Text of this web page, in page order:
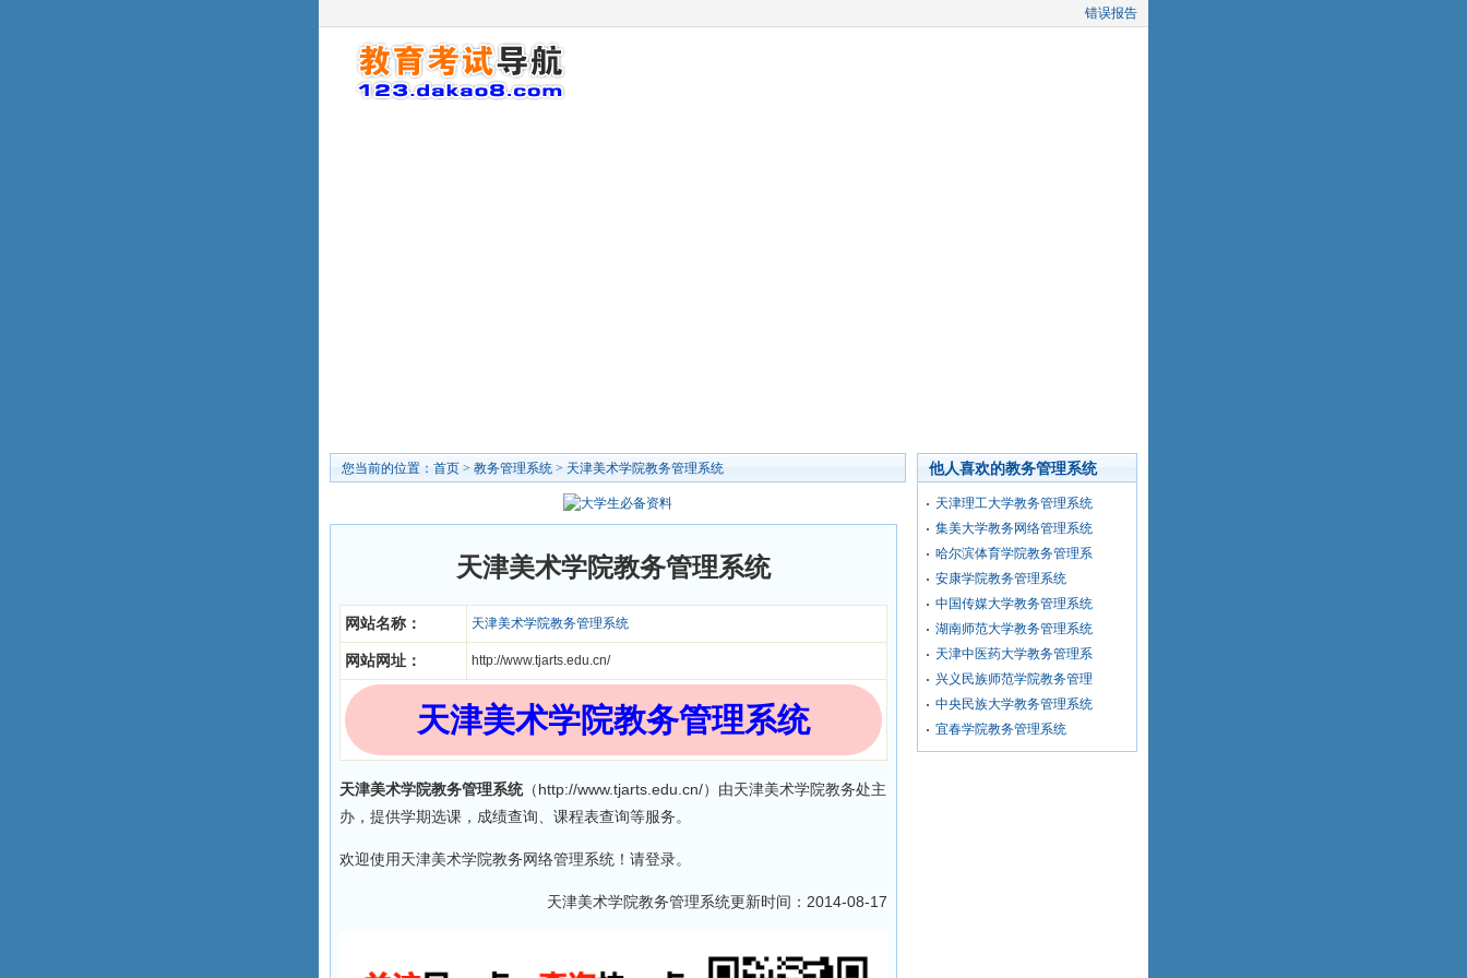
错误报告
您当前的位置： 首页 > 教务管理系统 > 天津美术学院教务管理系统
天津美术学院教务管理系统
网站名称： 天津美术学院教务管理系统
网站网址： http://www.tjarts.edu.cn/
天津美术学院教务管理系统
天津美术学院教务管理系统（http://www.tjarts.edu.cn/）由天津美术学院教务处主
办，提供学期选课，成绩查询、课程表查询等服务。
欢迎使用天津美术学院教务网络管理系统！请登录。
天津美术学院教务管理系统更新时间：2014-08-17
他人喜欢的教务管理系统
天津理工大学教务管理系统
集美大学教务网络管理系统
哈尔滨体育学院教务管理系
安康学院教务管理系统
中国传媒大学教务管理系统
湖南师范大学教务管理系统
天津中医药大学教务管理系
兴义民族师范学院教务管理
中央民族大学教务管理系统
宜春学院教务管理系统